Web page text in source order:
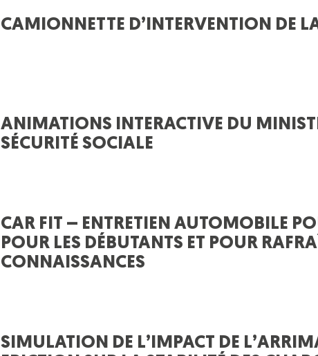
CAMIONNETTE D’INTERVENTION DE
ANIMATIONS INTERACTIVE DU
SÉCURITÉ SOCIALE
CAR FIT – ENTRETIEN AUTOMOBILE
POUR LES DÉBUTANTS ET POUR
CONNAISSANCES
SIMULATION DE L’IMPACT DE